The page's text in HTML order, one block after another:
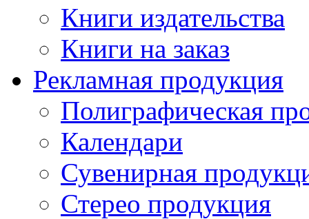
Книги издательства
Книги на заказ
Рекламная продукция
Полиграфическая
Календари
Сувенирная
Стерео продукция